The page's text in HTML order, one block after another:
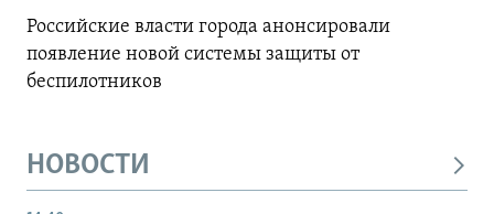
Российские власти города анонсировали
появление новой системы защиты от
беспилотников
НОВОСТИ